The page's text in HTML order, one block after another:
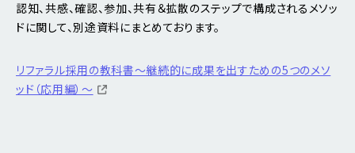
認知、共感、確認、参加、共有＆拡散のステップで構成されるメソッ
ドに関して、別途資料にまとめております。
リファラル採用の教科書～継続的に成果を出すための5つのメソ
ッド（応用編）～